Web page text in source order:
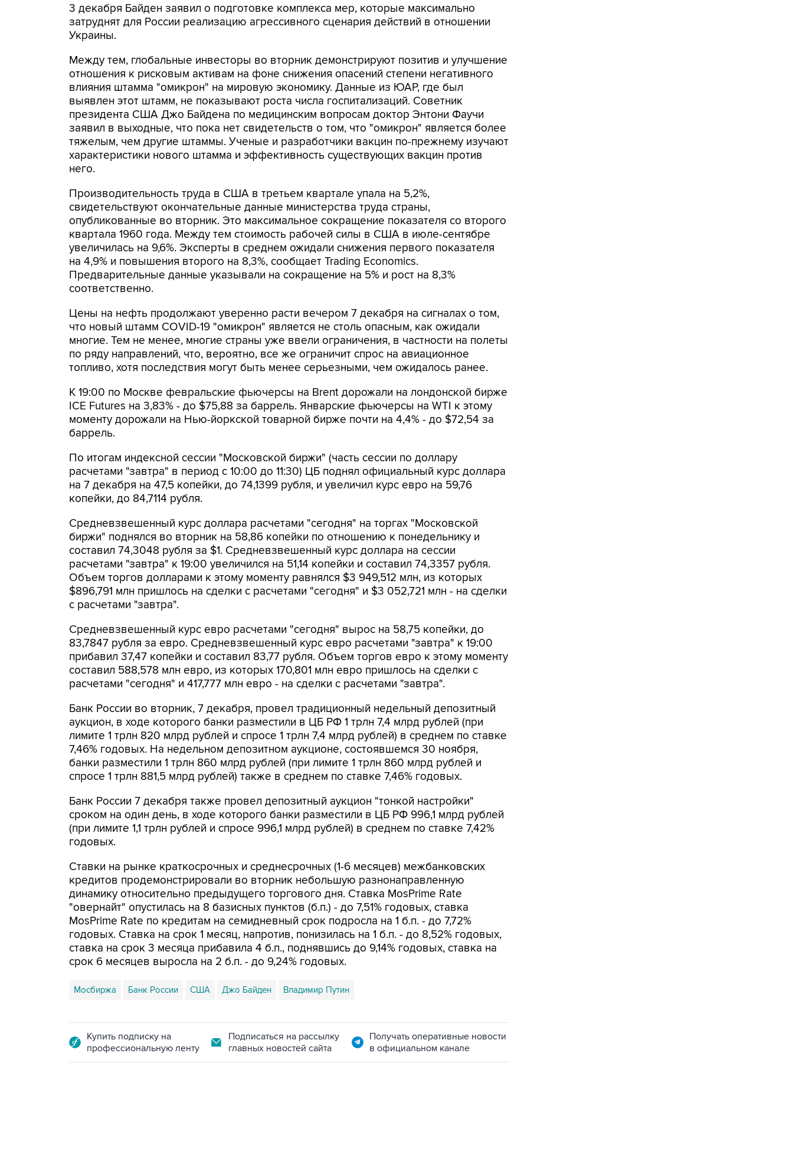
3 декабря Байден заявил о подготовке комплекса мер, которые максимально
затруднят для России реализацию агрессивного сценария действий в отношении
Украины.
Между тем, глобальные инвесторы во вторник демонстрируют позитив и улучшение
отношения к рисковым активам на фоне снижения опасений степени негативного
влияния штамма "омикрон" на мировую экономику. Данные из ЮАР, где был
выявлен этот штамм, не показывают роста числа госпитализаций. Советник
президента США Джо Байдена по медицинским вопросам доктор Энтони Фаучи
заявил в выходные, что пока нет свидетельств о том, что "омикрон" является более
тяжелым, чем другие штаммы. Ученые и разработчики вакцин по-прежнему изучают
характеристики нового штамма и эффективность существующих вакцин против
него.
Производительность труда в США в третьем квартале упала на 5,2%,
свидетельствуют окончательные данные министерства труда страны,
опубликованные во вторник. Это максимальное сокращение показателя со второго
квартала 1960 года. Между тем стоимость рабочей силы в США в июле-сентябре
увеличилась на 9,6%. Эксперты в среднем ожидали снижения первого показателя
на 4,9% и повышения второго на 8,3%, сообщает Trading Economics.
Предварительные данные указывали на сокращение на 5% и рост на 8,3%
соответственно.
Цены на нефть продолжают уверенно расти вечером 7 декабря на сигналах о том,
что новый штамм COVID-19 "омикрон" является не столь опасным, как ожидали
многие. Тем не менее, многие страны уже ввели ограничения, в частности на полеты
по ряду направлений, что, вероятно, все же ограничит спрос на авиационное
топливо, хотя последствия могут быть менее серьезными, чем ожидалось ранее.
К 19:00 по Москве февральские фьючерсы на Brent дорожали на лондонской бирже
ICE Futures на 3,83% - до $75,88 за баррель. Январские фьючерсы на WTI к этому
моменту дорожали на Нью-йоркской товарной бирже почти на 4,4% - до $72,54 за
баррель.
По итогам индексной сессии "Московской биржи" (часть сессии по доллару
расчетами "завтра" в период с 10:00 до 11:30) ЦБ поднял официальный курс доллара
на 7 декабря на 47,5 копейки, до 74,1399 рубля, и увеличил курс евро на 59,76
копейки, до 84,7114 рубля.
Средневзвешенный курс доллара расчетами "сегодня" на торгах "Московской
биржи" поднялся во вторник на 58,86 копейки по отношению к понедельнику и
составил 74,3048 рубля за $1. Средневзвешенный курс доллара на сессии
расчетами "завтра" к 19:00 увеличился на 51,14 копейки и составил 74,3357 рубля.
Объем торгов долларами к этому моменту равнялся $3 949,512 млн, из которых
$896,791 млн пришлось на сделки с расчетами "сегодня" и $3 052,721 млн - на сделки
с расчетами "завтра".
Средневзвешенный курс евро расчетами "сегодня" вырос на 58,75 копейки, до
83,7847 рубля за евро. Средневзвешенный курс евро расчетами "завтра" к 19:00
прибавил 37,47 копейки и составил 83,77 рубля. Объем торгов евро к этому моменту
составил 588,578 млн евро, из которых 170,801 млн евро пришлось на сделки с
расчетами "сегодня" и 417,777 млн евро - на сделки с расчетами "завтра".
Банк России во вторник, 7 декабря, провел традиционный недельный депозитный
аукцион, в ходе которого банки разместили в ЦБ РФ 1 трлн 7,4 млрд рублей (при
лимите 1 трлн 820 млрд рублей и спросе 1 трлн 7,4 млрд рублей) в среднем по ставке
7,46% годовых. На недельном депозитном аукционе, состоявшемся 30 ноября,
банки разместили 1 трлн 860 млрд рублей (при лимите 1 трлн 860 млрд рублей и
спросе 1 трлн 881,5 млрд рублей) также в среднем по ставке 7,46% годовых.
Банк России 7 декабря также провел депозитный аукцион "тонкой настройки"
сроком на один день, в ходе которого банки разместили в ЦБ РФ 996,1 млрд рублей
(при лимите 1,1 трлн рублей и спросе 996,1 млрд рублей) в среднем по ставке 7,42%
годовых.
Ставки на рынке краткосрочных и среднесрочных (1-6 месяцев) межбанковских
кредитов продемонстрировали во вторник небольшую разнонаправленную
динамику относительно предыдущего торгового дня. Ставка MosPrime Rate
"овернайт" опустилась на 8 базисных пунктов (б.п.) - до 7,51% годовых, ставка
MosPrime Rate по кредитам на семидневный срок подросла на 1 б.п. - до 7,72%
годовых. Ставка на срок 1 месяц, напротив, понизилась на 1 б.п. - до 8,52% годовых,
ставка на срок 3 месяца прибавила 4 б.п., поднявшись до 9,14% годовых, ставка на
срок 6 месяцев выросла на 2 б.п. - до 9,24% годовых.
Мосбиржа Банк России США Джо Байден Владимир Путин
Купить подписку на
профессиональную ленту
Подписаться на рассылку
главных новостей сайта
Получать оперативные новости
в официальном канале